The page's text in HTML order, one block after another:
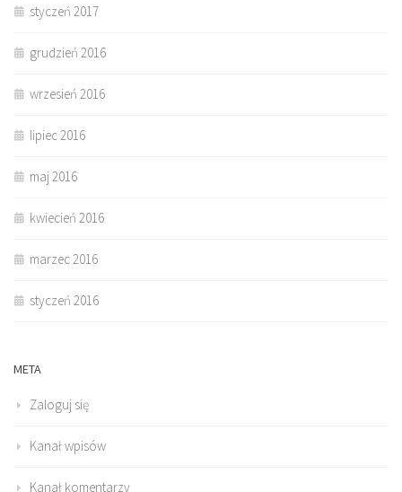
styczeń 2017
grudzień 2016
wrzesień 2016
lipiec 2016
maj 2016
kwiecień 2016
marzec 2016
styczeń 2016
META
Zaloguj się
Kanał wpisów
Kanał komentarzy